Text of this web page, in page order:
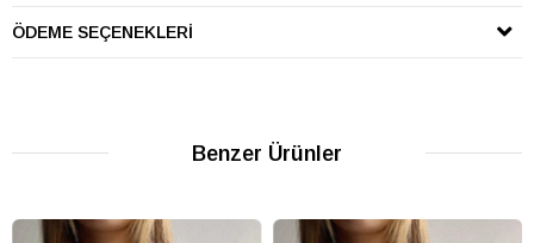
ÖDEME SEÇENEKLERI
Benzer Ürünler